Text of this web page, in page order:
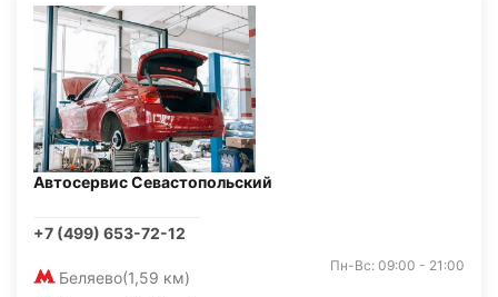
Автосервис Севастопольский
+7 (499) 653-72-12
Беляево(1,59 км)
Пн-Вс: 09:00 - 21:00